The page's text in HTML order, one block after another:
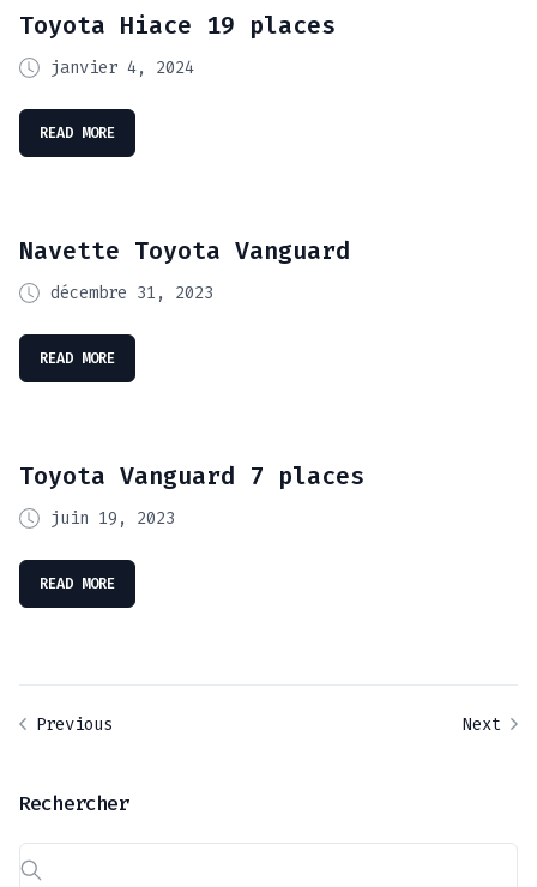
Toyota Hiace 19 places
janvier 4, 2024
READ MORE
Navette Toyota Vanguard
décembre 31, 2023
READ MORE
Toyota Vanguard 7 places
juin 19, 2023
READ MORE
Previous Next
Rechercher